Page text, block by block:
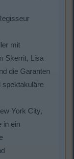
mit
Skerrit, Lisa
die Garanten
spektakuläre
York City,
in ein